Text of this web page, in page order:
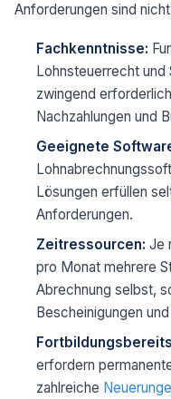
Anforderungen sind
Fachkenntnisse:
Lohnsteuerrecht
zwingend
Nachzahlungen und
Geeignete
Lösungen erfüllen
Anforderungen.
Zeitressourcen: Je
pro Monat mehrere
Abrechnung selbst,
Bescheinigungen
erfordern
zahlreiche